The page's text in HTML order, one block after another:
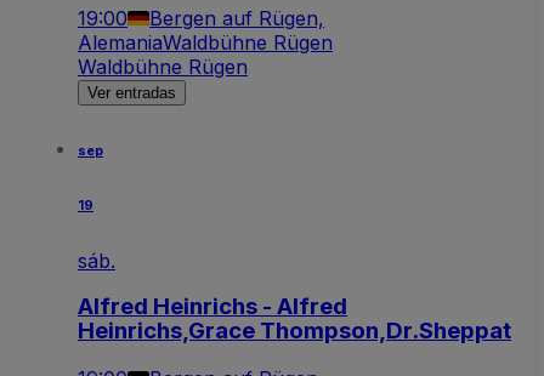
19:00
Bergen auf Rügen,
AlemaniaWaldbühne Rügen
Waldbühne Rügen
Ver entradas
sep
19
sáb.
Alfred Heinrichs - Alfred
Heinrichs,Grace Thompson,Dr.Sheppat